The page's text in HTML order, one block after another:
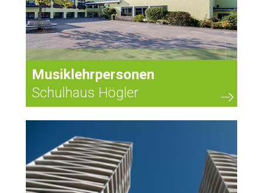
Musiklehrpersonen
Schulhaus Högler